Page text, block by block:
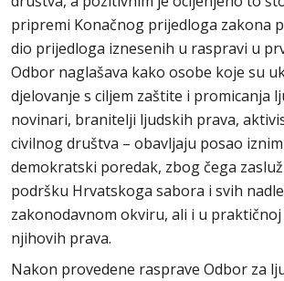
pripremi Konačnog prijedloga zakona
dio prijedloga iznesenih u raspravi u
Odbor naglašava kako osobe koje su
djelovanje s ciljem zaštite i promicanja
novinari, branitelji ljudskih prava,
civilnog društva – obavljaju posao
demokratski poredak, zbog čega
podršku Hrvatskoga sabora i svih
zakonodavnom okviru, ali i u
njihovih prava.
Nakon provedene rasprave Odbor za